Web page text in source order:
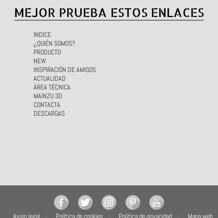
MEJOR PRUEBA ESTOS ENLACES
INDICE
¿QUIÉN SOMOS?
PRODUCTO
NEW
INSPIRACIÓN DE AMIGOS
ACTUALIDAD
ÁREA TÉCNICA
MAINZU 3D
CONTACTA
DESCARGAS
Aviso legal Política de cookies Política de privacidad Mapa web